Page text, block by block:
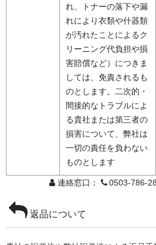
れ、トナーの落下や漏
れにより衣類や什器類
が汚れたことによるク
リーニング代負担や損
害賠償など）につきま
しては、免責されるも
のとします。二次的・
間接的なトラブルによ
る貴社または第三者の
損害について、弊社は
一切の責任を負わない
ものとします
連絡窓口： 0503-786-
返品について